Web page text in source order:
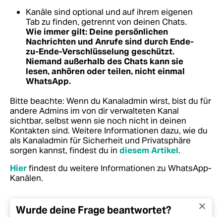
Kanäle sind optional und auf ihrem eigenen
Tab zu finden, getrennt von deinen Chats.
Wie immer gilt: Deine persönlichen
Nachrichten und Anrufe sind durch Ende-
zu-Ende-Verschlüsselung geschützt.
Niemand außerhalb des Chats kann sie
lesen, anhören oder teilen, nicht einmal
WhatsApp.
Bitte beachte: Wenn du Kanaladmin wirst, bist du für
andere Admins im von dir verwalteten Kanal
sichtbar, selbst wenn sie noch nicht in deinen
Kontakten sind. Weitere Informationen dazu, wie du
als Kanaladmin für Sicherheit und Privatsphäre
sorgen kannst, findest du in diesem Artikel.
Hierfindest du weitere Informationen zu WhatsApp-
Kanälen.
Wurde deine Frage beantwortet?